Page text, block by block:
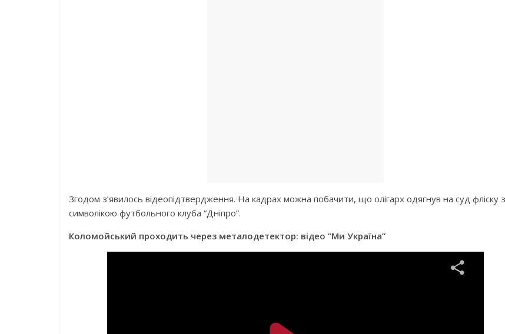
Згодом з’явилось відеопідтвердження. На кадрах можна побачити, що олігарх одягнув на суд фліску з
символікою футбольного клуба “Дніпро”.
Коломойський проходить через металодетектор: відео “Ми Україна”